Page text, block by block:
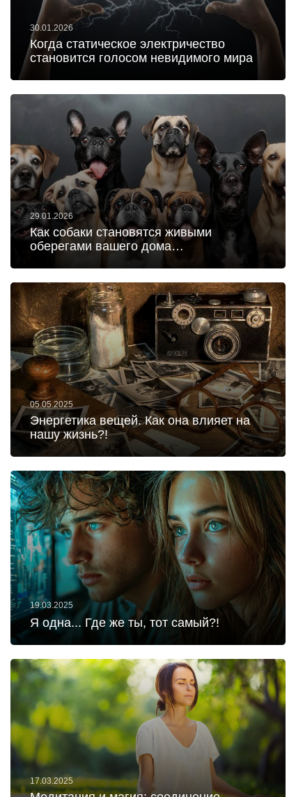
30.01.2026
Когда статическое электричество
становится голосом невидимого мира
29.01.2026
​​​​​​​Как собаки становятся живыми
оберегами вашего дома…
05.05.2025
Энергетика вещей. Как она влияет на
нашу жизнь?!
19.03.2025
Я одна... Где же ты, тот самый?!
17.03.2025